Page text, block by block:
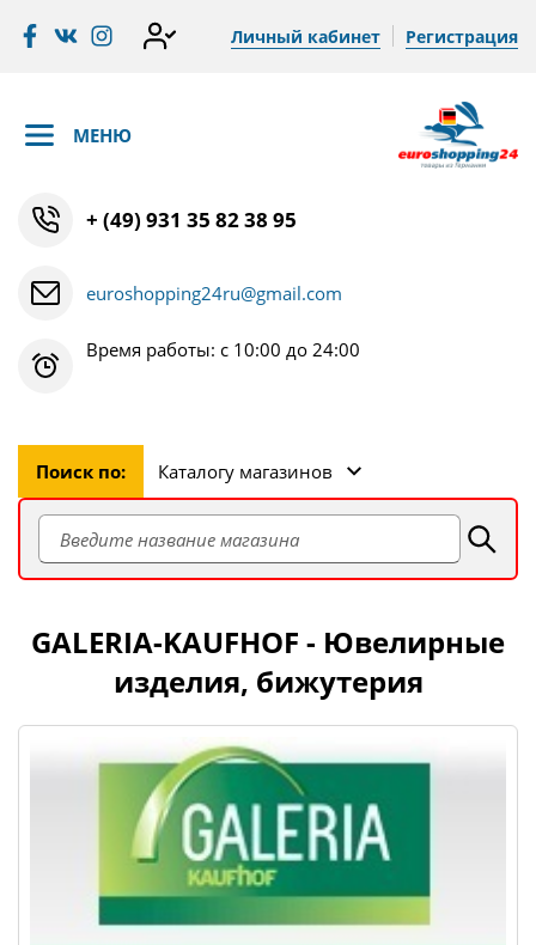
Личный кабинет Регистрация
МЕНЮ
+ (49) 931 35 82 38 95
euroshopping24ru@gmail.com
Время работы: с 10:00 до 24:00
Поиск по: Каталогу магазинов
GALERIA-KAUFHOF - Ювелирные
изделия, бижутерия